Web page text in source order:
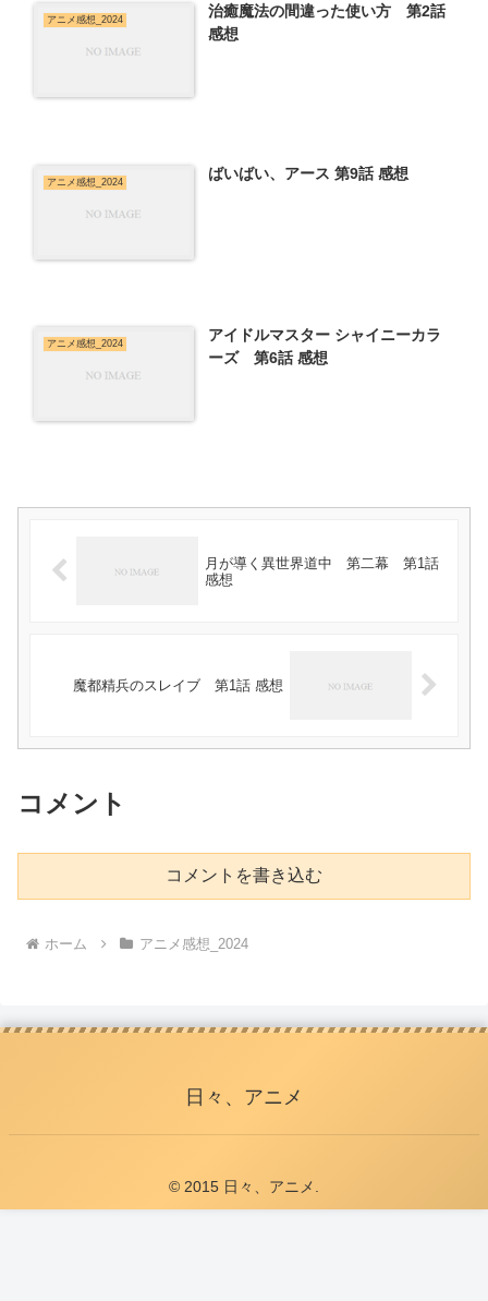
アニメ感想_2024
治癒魔法の間違った使い方 第2話
感想
アニメ感想_2024 ばいばい、アース 第9話 感想
アニメ感想_2024
アイドルマスター シャイニーカラ
ーズ 第6話 感想
月が導く異世界道中 第二幕 第1話
感想
魔都精兵のスレイブ 第1話 感想
コメント
コメントを書き込む
ホーム アニメ感想_2024
日々、アニメ
© 2015 日々、アニメ.